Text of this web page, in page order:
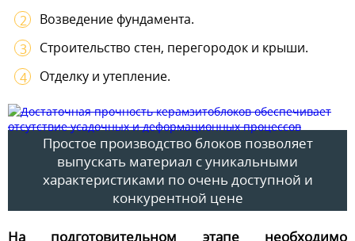
Возведение фундамента.
Строительство стен, перегородок и крыши.
Отделку и утепление.
Простое производство блоков позволяет
выпускать материал с уникальными
характеристиками по очень доступной и
конкурентной цене
На подготовительном этапе необходимо